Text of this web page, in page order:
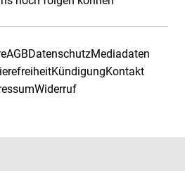
AGBDatenschutzMediadaten
KündigungKontakt
Widerruf